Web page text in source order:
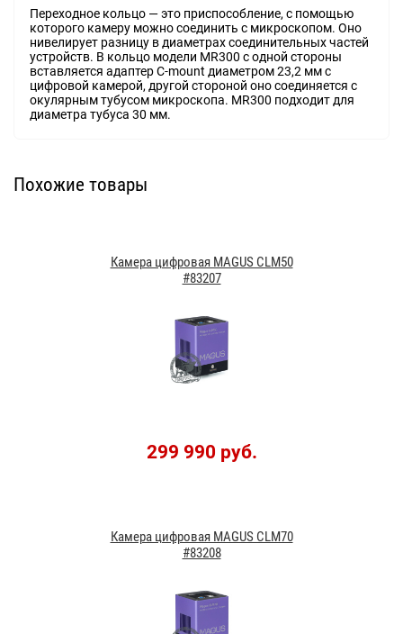
Переходное кольцо — это приспособление, с помощью
которого камеру можно соединить с микроскопом. Оно
нивелирует разницу в диаметрах соединительных частей
устройств. В кольцо модели MR300 с одной стороны
вставляется адаптер C-mount диаметром 23,2 мм с
цифровой камерой, другой стороной оно соединяется с
окулярным тубусом микроскопа. MR300 подходит для
диаметра тубуса 30 мм.
Похожие товары
Камера цифровая MAGUS CLM50
#83207
299 990 руб.
Камера цифровая MAGUS CLM70
#83208